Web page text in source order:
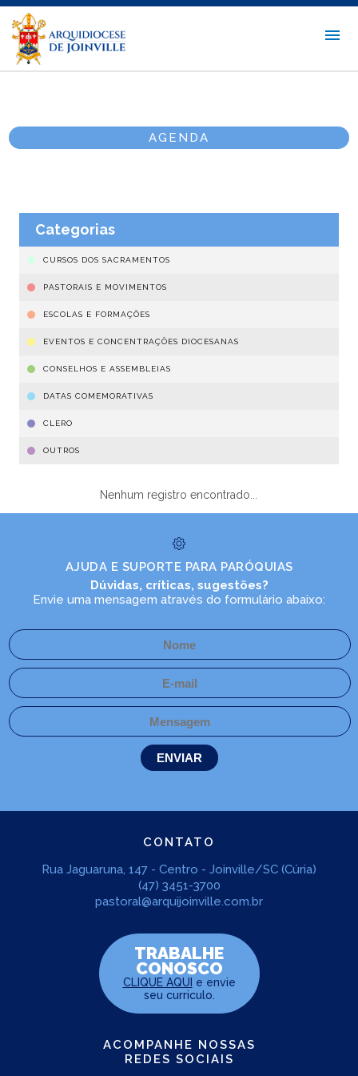
AGENDA
Categorias
CURSOS DOS SACRAMENTOS
PASTORAIS E MOVIMENTOS
ESCOLAS E FORMAÇÕES
EVENTOS E CONCENTRAÇÕES DIOCESANAS
CONSELHOS E ASSEMBLEIAS
DATAS COMEMORATIVAS
CLERO
OUTROS
Nenhum registro encontrado...
AJUDA E SUPORTE PARA PARÓQUIAS
Dúvidas, críticas, sugestões?
Envie uma mensagem através do formulário abaixo:
CONTATO
Rua Jaguaruna, 147 - Centro - Joinville/SC (Cúria)
(47) 3451-3700
pastoral@arquijoinville.com.br
TRABALHE
CONOSCO
CLIQUE AQUI e envie
seu curriculo.
ACOMPANHE NOSSAS
REDES SOCIAIS